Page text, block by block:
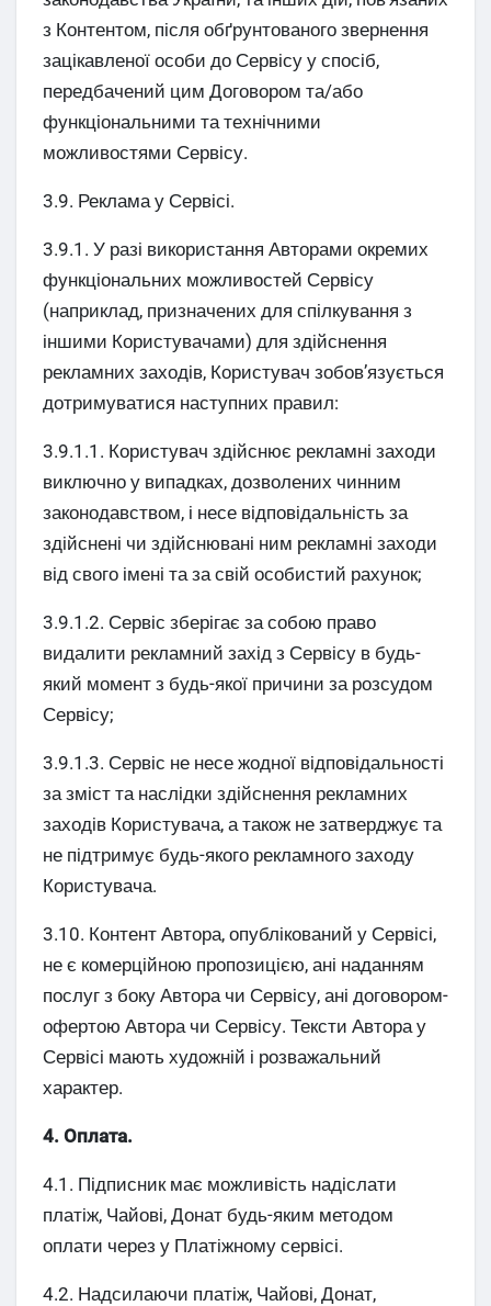
з Контентом, після обґрунтованого звернення
зацікавленої особи до Сервісу у спосіб,
передбачений цим Договором та/або
функціональними та технічними
можливостями Сервісу.
3.9. Реклама у Сервісі.
3.9.1. У разі використання Авторами окремих
функціональних можливостей Сервісу
(наприклад, призначених для спілкування з
іншими Користувачами) для здійснення
рекламних заходів, Користувач зобов’язується
дотримуватися наступних правил:
3.9.1.1. Користувач здійснює рекламні заходи
виключно у випадках, дозволених чинним
законодавством, і несе відповідальність за
здійснені чи здійснювані ним рекламні заходи
від свого імені та за свій особистий рахунок;
3.9.1.2. Сервіс зберігає за собою право
видалити рекламний захід з Сервісу в будь-
який момент з будь-якої причини за розсудом
Сервісу;
3.9.1.3. Сервіс не несе жодної відповідальності
за зміст та наслідки здійснення рекламних
заходів Користувача, а також не затверджує та
не підтримує будь-якого рекламного заходу
Користувача.
3.10. Контент Автора, опублікований у Сервісі,
не є комерційною пропозицією, ані наданням
послуг з боку Автора чи Сервісу, ані договором-
офертою Автора чи Сервісу. Тексти Автора у
Сервісі мають художній і розважальний
характер.
4. Оплата.
4.1. Підписник має можливість надіслати
платіж, Чайові, Донат будь-яким методом
оплати через у Платіжному сервісі.
4.2. Надсилаючи платіж, Чайові, Донат,